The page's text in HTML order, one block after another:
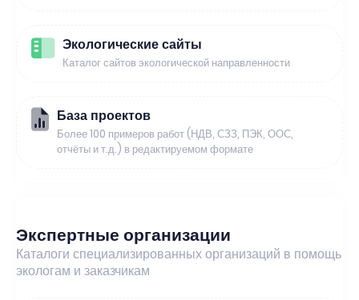
Экологические сайты
Каталог сайтов экологической направленности
База проектов
Более 100 примеров работ (НДВ, СЗЗ, ПЭК, ООС,
отчёты и т.д.) в редактируемом формате
Экспертные организации
Каталоги специализированных организаций в помощь
экологам и заказчикам